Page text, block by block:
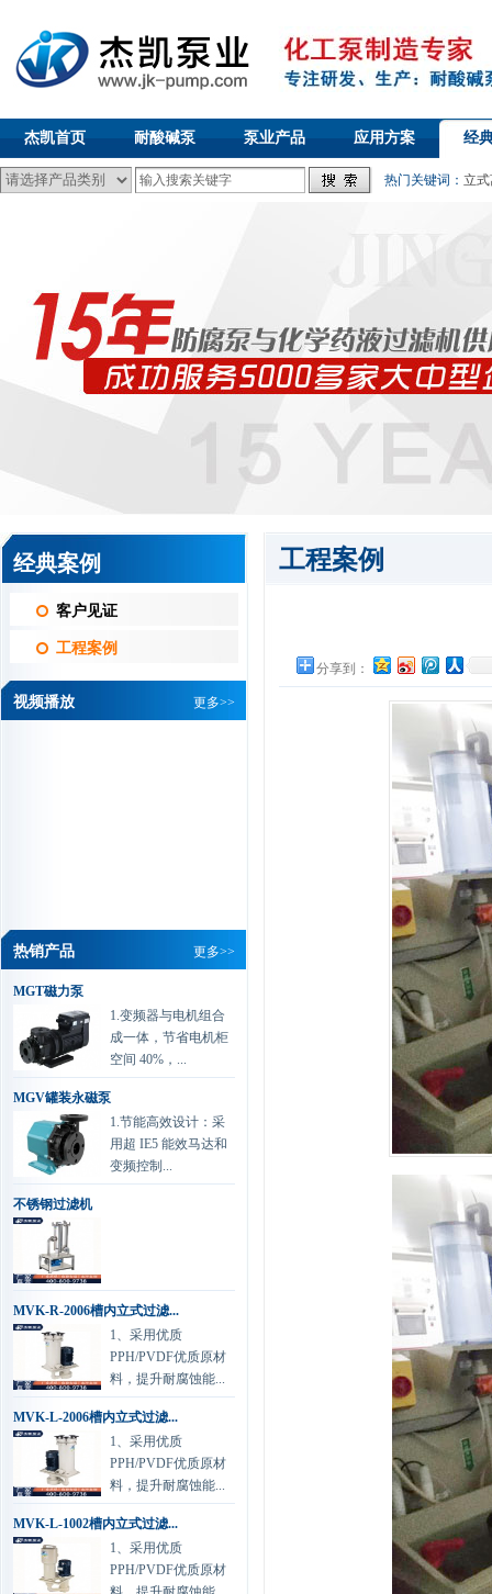
杰凯首页 耐酸碱泵 泵业产品 应用方案 经
热门关键词： 立
经典案例
客户见证
工程案例
更多>>
视频播放
更多>>
热销产品
MGT磁力泵
1.变频器与电机组合
成一体，节省电机柜
空间 40%，...
MGV罐装永磁泵
1.节能高效设计：采
用超 IE5 能效马达和
变频控制...
不锈钢过滤机
MVK-R-2006槽内立式过滤...
1、采用优质
PPH/PVDF优质原材
料，提升耐腐蚀能...
MVK-L-2006槽内立式过滤...
1、采用优质
PPH/PVDF优质原材
料，提升耐腐蚀能...
MVK-L-1002槽内立式过滤...
1、采用优质
PPH/PVDF优质原材
工程案例
分享到：